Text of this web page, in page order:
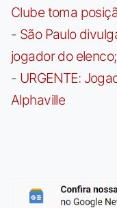
Clube toma
- São Paulo
jogador do
- URGENTE:
Alphaville